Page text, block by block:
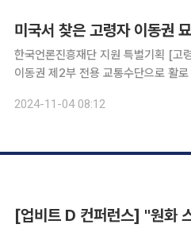
미국서 찾은 고령자 이동권
한국언론진흥재단 지원 특별기획 [고
이동권 제2부 전용 교통수단으로 활
는 가운데, 미국 각 주에서는 고령 운
2024-11-04 08:12
[업비트 D 컨퍼런스] "원화